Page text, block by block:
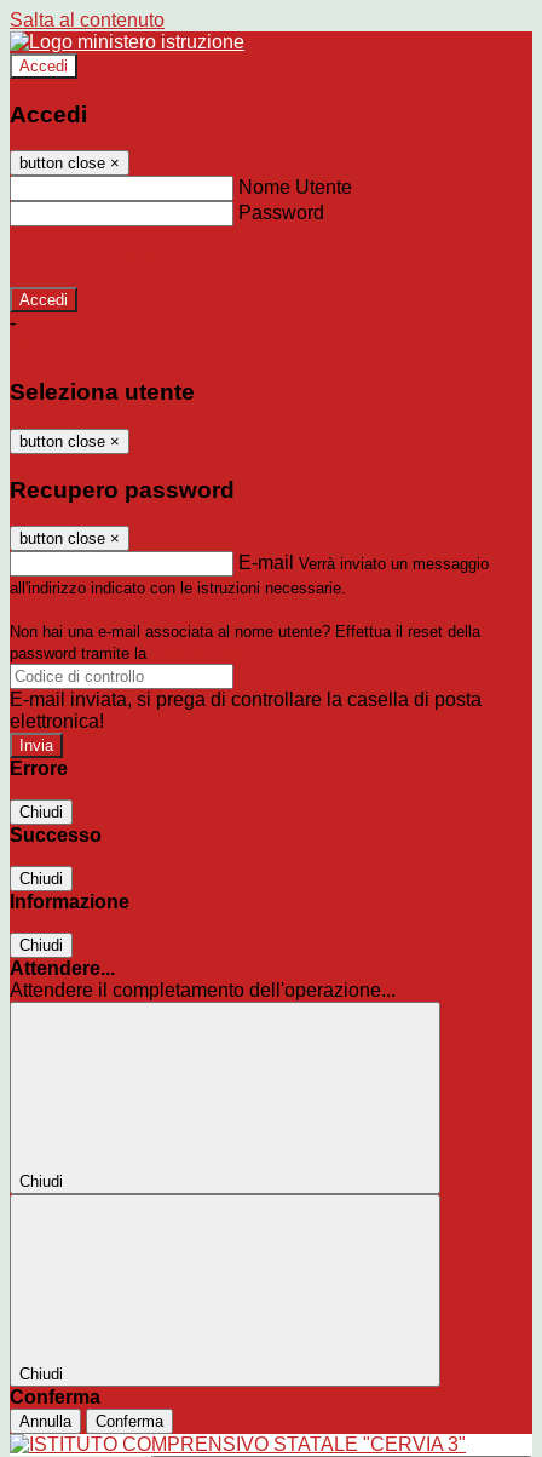
Salta al contenuto
Accedi
Accedi
button close ×
Nome Utente
Password
-
Seleziona utente
button close ×
Recupero password
button close ×
E-mail Verrà inviato un messaggio
all'indirizzo indicato con le istruzioni necessarie.
Non hai una e-mail associata al nome utente? Effettua il reset della
password tramite la
E-mail inviata, si prega di controllare la casella di posta
elettronica!
Errore
Chiudi
Successo
Chiudi
Informazione
Chiudi
Attendere...
Attendere il completamento dell'operazione...
Chiudi
Chiudi
Conferma
Annulla Conferma